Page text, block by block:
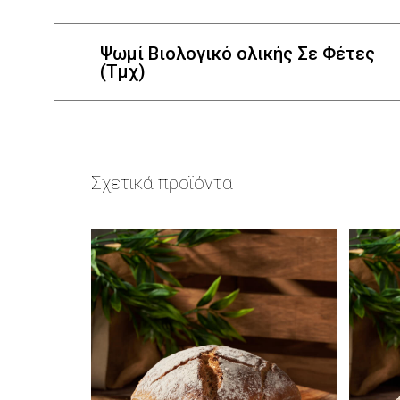
Ψωμί Βιολογικό ολικής Σε Φέτες
(Τμχ)
Σχετικά προϊόντα